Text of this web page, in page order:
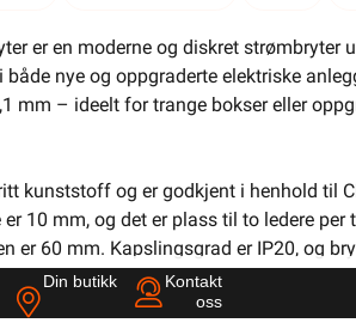
Din butikk
Kontakt
Finn butikk Finn elektriker
Mer Varemerker
er en moderne og diskret
nye og oppgraderte elektriske
mm – ideelt for trange bokser eller
kunststoff og er godkjent i henhold til
10 mm, og det er plass til to ledere
er 60 mm. Kapslingsgrad er IP20, og
Din butikk
Kontakt
oss